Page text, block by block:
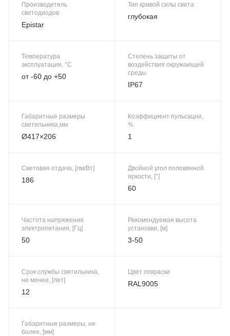
Производитель
светодиодов
Epistar
Тип кривой силы света
глубокая
Температура
эксплуатации, °C
от -60 до +50
Степень защиты от
воздействия окружающей
среды
IP67
Габаритные размеры
светильника,мм
Ø417×206
Коэффициент пульсации,
%
1
Световая отдача, [лм/Вт]
186
Двойной угол половинной
яркости, [°]
60
Частота напряжения
электропитания, [Гц]
50
Рекомендуемая высота
установки, [м]
3-50
Срок службы светильника,
не менее, [лет]
12
Цвет покраски
RAL9005
Габаритные размеры, не
более, [мм]